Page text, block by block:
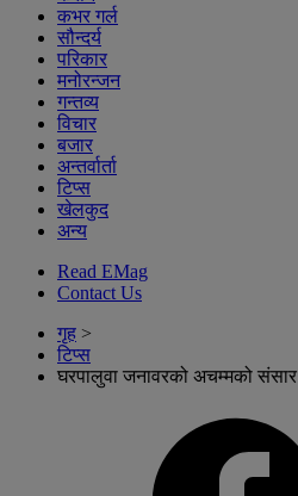
कभर गर्ल
सौन्दर्य
परिकार
मनोरन्जन
गन्तव्य
विचार
बजार
अन्तर्वार्ता
टिप्स
खेलकुद
अन्य
Read EMag
Contact Us
गृह >
टिप्स
घरपालुवा जनावरको अचम्मको संसार